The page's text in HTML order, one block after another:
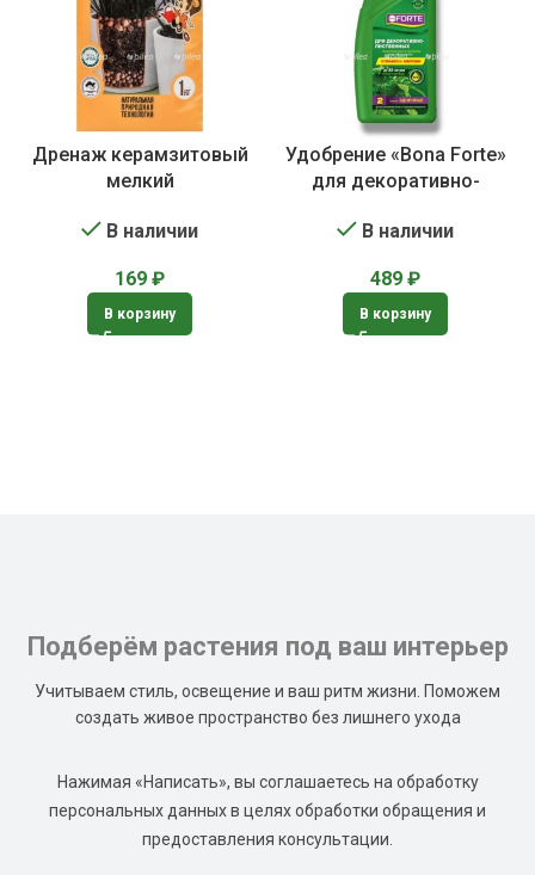
Дренаж керамзитовый
мелкий
В наличии
169 ₽
В корзину
Удобрение «Bona Forte»
для декоративно-
В наличии
489 ₽
В корзину
Подберём растения под ваш интерьер
Учитываем стиль, освещение и ваш ритм жизни. Поможем
создать живое пространство без лишнего ухода
Нажимая «Написать», вы соглашаетесь на обработку
персональных данных в целях обработки обращения и
предоставления консультации.